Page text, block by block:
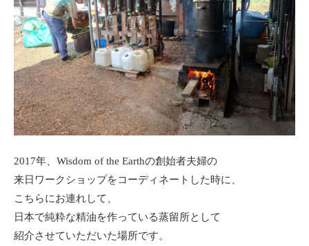
2017年、Wisdom of the Earthの創始者夫婦の
来日ワークショップをコーディネートした時に、
こちらにお連れして、
日本で純粋な精油を作っている蒸留所として
紹介させていただいた場所です。